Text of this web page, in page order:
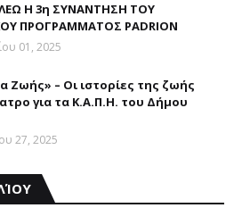
Η 3η ΣΥΝΑΝΤΗΣΗ ΤΟΥ
ΠΡΟΓΡΑΜΜΑΤΟΣ PADRION
01, 2025
Ζωής» – Οι ιστορίες της ζωής
για τα Κ.Α.Π.Η. του Δήμου
27, 2025